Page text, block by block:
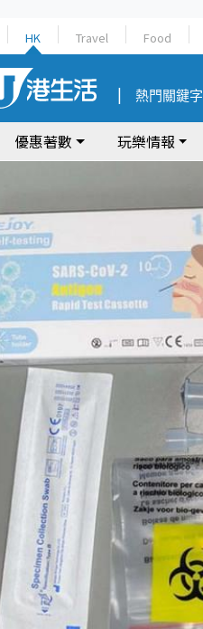
HK Travel Food
熱門關鍵字
優惠著數 玩樂情報